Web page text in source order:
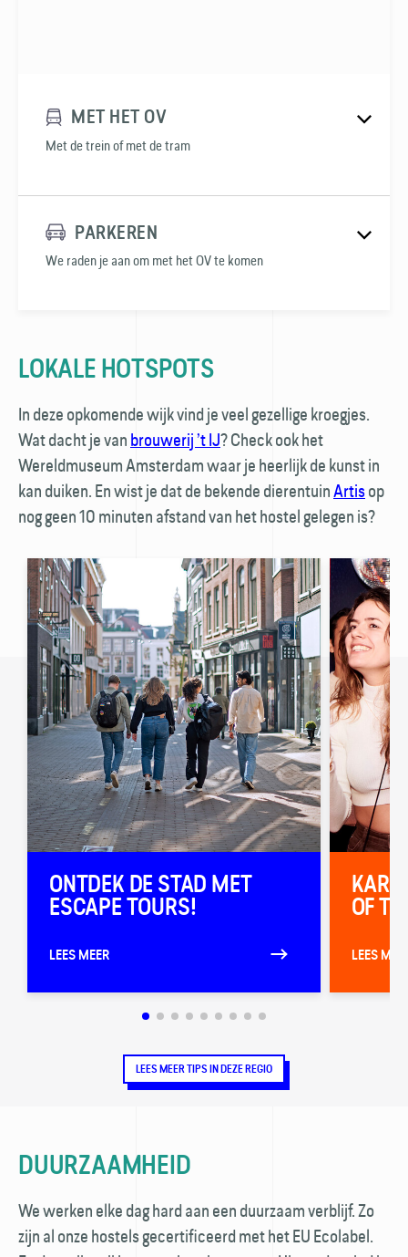
MET HET OV
Met de trein of met de tram
🚏
PARKEREN
We raden je aan om met het OV te komen
LOKALE HOTSPOTS
In deze opkomende wijk vind je veel gezellige kroegjes.
Wat dacht je vanbrouwerij ’t IJ? Check ook het
Wereldmuseum Amsterdam waar je heerlijk de kunst in
kan duiken. En wist je dat de bekende dierentuinArtisop
nog geen 10 minuten afstand van het hostel gelegen is?
ONTDEK DE STAD MET
ESCAPE TOURS!
LEES MEER
OF
LEES
LEES MEER TIPS IN DEZE REGIO
DUURZAAMHEID
We werken elke dag hard aan een duurzaam verblijf. Zo
zijn al onze hostels gecertificeerd met het EU Ecolabel.